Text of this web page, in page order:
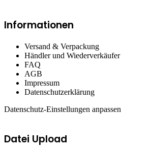
Informationen
Versand & Verpackung
Händler und Wiederverkäufer
FAQ
AGB
Impressum
Datenschutzerklärung
Datenschutz-Einstellungen anpassen
Datei Upload